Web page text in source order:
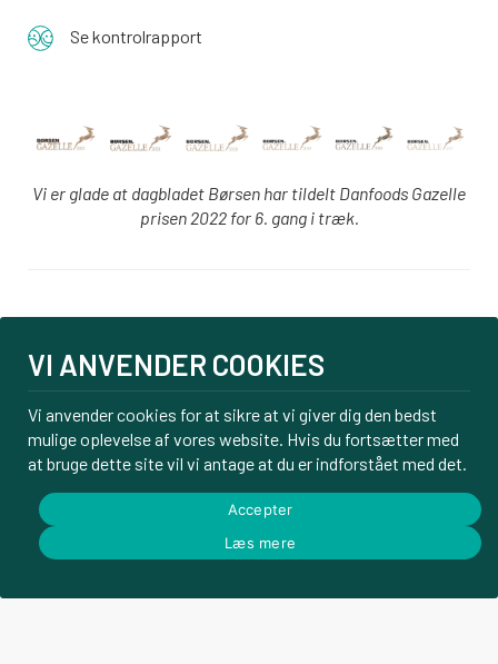
Se kontrolrapport
Vi er glade at dagbladet Børsen har tildelt Danfoods Gazelle
prisen 2022 for 6. gang i træk.
PBS tilmelding
Om os
Kontakt
Handelsbetingelser
Privatlivspolitik
© Danfoods ApS – CVR 32771920
VI ANVENDER COOKIES
Vi anvender cookies for at sikre at vi giver dig den bedst
mulige oplevelse af vores website. Hvis du fortsætter med
at bruge dette site vil vi antage at du er indforstået med det.
Accepter
Læs mere